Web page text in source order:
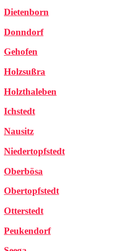
Dietenborn
Donndorf
Gehofen
Holzsußra
Holzthaleben
Ichstedt
Nausitz
Niedertopfstedt
Oberbösa
Obertopfstedt
Otterstedt
Peukendorf